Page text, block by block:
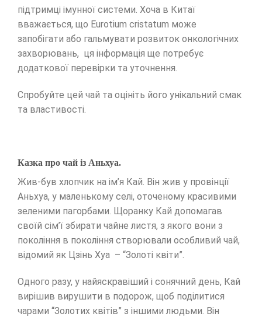
підтримці імунної системи. Хоча в Китаї
вважається, що Eurotium cristatum може
запобігати або гальмувати розвиток онкологічних
захворювань, ця інформація ще потребує
додаткової перевірки та уточнення.
Спробуйте цей чай та оцініть його унікальний смак
та властивості.
Казка про чай із Аньхуа.
Жив-був хлопчик на ім’я Кай. Він жив у провінції
Аньхуа, у маленькому селі, оточеному красивими
зеленими пагорбами. Щоранку Кай допомагав
своїй сім’ї збирати чайне листя, з якого вони з
покоління в покоління створювали особливий чай,
відомий як Цзінь Хуа – “Золоті квіти”.
Одного разу, у найяскравіший і сонячний день, Кай
вирішив вирушити в подорож, щоб поділитися
чарами “Золотих квітів” з іншими людьми. Він